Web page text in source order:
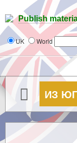
Publish
UK World
ИЗ